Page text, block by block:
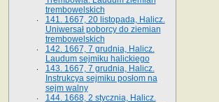
trembowelskich
141. 1667, 20 listopada, Halicz.
Uniwersał poborcy do ziemian
trembowelskich
142. 1667, 7 grudnia, Halicz.
Laudum sejmiku halickiego
143. 1667, 7 grudnia, Halicz.
Instrukcya sejmiku posłom na
sejm walny
144. 1668, 2 stycznia, Halicz.